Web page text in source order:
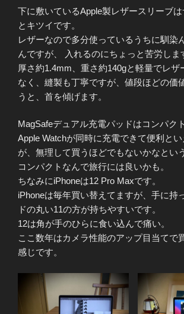
下に敷いているApple製レザースリーブ
とキツイです。
レザーなので多分使っているうちに馴染
んですが、 入れるのにちょっと苦労しま
厚さ約1.4mm、重さ約140gと軽量でレザ
なく、縫製も丁寧ですが、値段ほどの価
うと、首を傾げます。
MagSafeデュアル充電パッドはコンパク
Apple Watchが同時に充電できて便利と
が、無理して買うほどでもないかなとい
コンパクトなんで旅行には良いかも。
ちなみにiPhoneは12 Pro Maxです。
iPhoneは毎年買い替えてますが、手に持
ドの丸い11の方が持ちやすいです。
12は角が手のひらに食い込んで痛い。
ここ数年はカメラ性能のアップ目当てで
感じです。